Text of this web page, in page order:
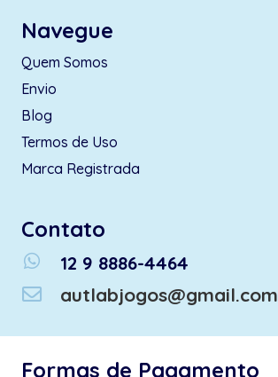
Navegue
Quem Somos
Envio
Blog
Termos de Uso
Marca Registrada
Contato
whatsapp
12 9 8886-4464
autlabjogos@gmail.com
Formas de Pagamento